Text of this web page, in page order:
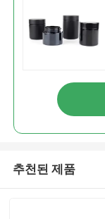
추천된 제품